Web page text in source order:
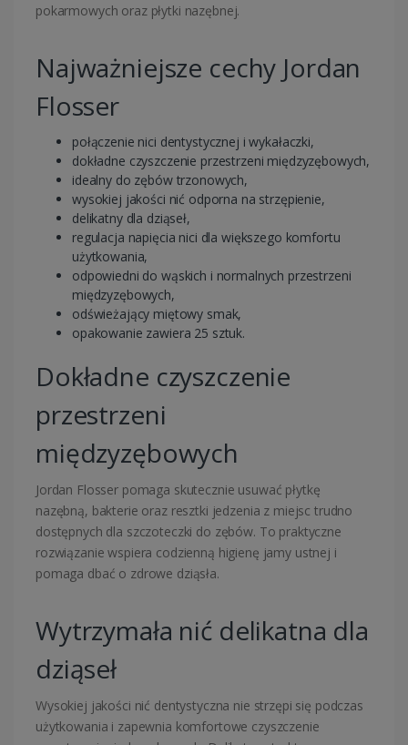
pokarmowych oraz płytki nazębnej.
Najważniejsze cechy Jordan
Flosser
połączenie nici dentystycznej i wykałaczki,
dokładne czyszczenie przestrzeni międzyzębowych,
idealny do zębów trzonowych,
wysokiej jakości nić odporna na strzępienie,
delikatny dla dziąseł,
regulacja napięcia nici dla większego komfortu
użytkowania,
odpowiedni do wąskich i normalnych przestrzeni
międzyzębowych,
odświeżający miętowy smak,
opakowanie zawiera 25 sztuk.
Dokładne czyszczenie
przestrzeni
międzyzębowych
Jordan Flosser pomaga skutecznie usuwać płytkę
nazębną, bakterie oraz resztki jedzenia z miejsc trudno
dostępnych dla szczoteczki do zębów. To praktyczne
rozwiązanie wspiera codzienną higienę jamy ustnej i
pomaga dbać o zdrowe dziąsła.
Wytrzymała nić delikatna dla
dziąseł
Wysokiej jakości nić dentystyczna nie strzępi się podczas
użytkowania i zapewnia komfortowe czyszczenie